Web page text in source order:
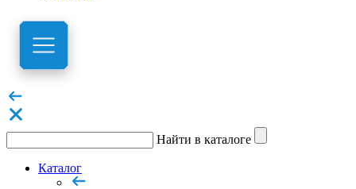
Найти в каталоге
Каталог